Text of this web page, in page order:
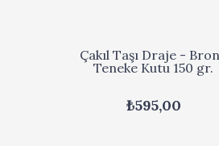
Çakıl Taşı Draje -
Teneke Kutu 150 gr.
₺595,00